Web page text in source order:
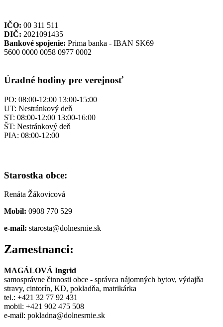
IČO: 00 311 511
DIČ: 2021091435
Bankové spojenie: Prima banka - IBAN SK69
5600 0000 0058 0977 0002
Úradné hodiny pre verejnosť
PO: 08:00-12:00 13:00-15:00
UT: Nestránkový deň
ST: 08:00-12:00 13:00-16:00
ŠT: Nestránkový deň
PIA: 08:00-12:00
Starostka obce:
Renáta Žákovicová
Mobil: 0908 770 529
e-mail: starosta@dolnesrnie.sk
Zamestnanci:
MAGÁLOVÁ Ingrid
samosprávne činnosti obce - správca nájomných bytov, výdajňa
stravy, cintorín, KD, pokladňa, matrikárka
tel.: +421 32 77 92 431
mobil: +421 902 475 508
e-mail: pokladna@dolnesrnie.sk